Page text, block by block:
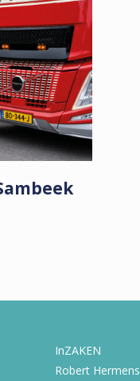
InZAKEN
Robert Hermens